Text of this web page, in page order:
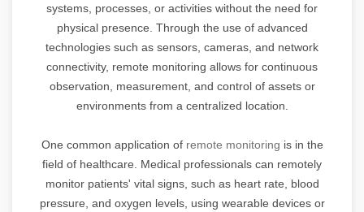
systems, processes, or activities without the need for
physical presence. Through the use of advanced
technologies such as sensors, cameras, and network
connectivity, remote monitoring allows for continuous
observation, measurement, and control of assets or
environments from a centralized location.
One common application of remote monitoring is in the
field of healthcare. Medical professionals can remotely
monitor patients' vital signs, such as heart rate, blood
pressure, and oxygen levels, using wearable devices or